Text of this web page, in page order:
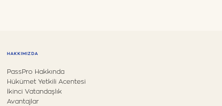
HAKKIMIZDA
PassPro Hakkında
Hükümet Yetkili Acentesi
İkinci Vatandaşlık
Avantajlar